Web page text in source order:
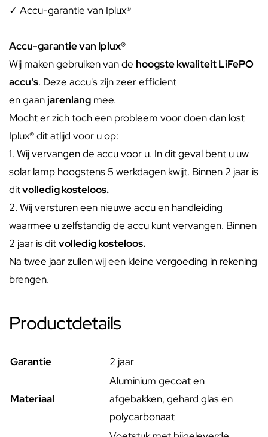
✓ Accu-garantie van Iplux®
Accu-garantie van Iplux®
Wij maken gebruiken van de hoogste kwaliteit LiFePO
accu's. Deze accu's zijn zeer efficient
en gaanjarenlang mee.
Mocht er zich toch een probleem voor doen dan lost
Iplux® dit atlijd voor u op:
1. Wij vervangen de accu voor u. In dit geval bent u uw
solar lamp hoogstens 5 werkdagen kwijt. Binnen 2 jaar is
ditvolledig kosteloos.
2. Wij versturen een nieuwe accu en handleiding
waarmee u zelfstandig de accu kunt vervangen. Binnen
2 jaar is ditvolledig kosteloos.
Na twee jaar zullen wij een kleine vergoeding in rekening
brengen.
Productdetails
Garantie 2 jaar
Materiaal
Aluminium gecoat en
afgebakken, gehard glas en
polycarbonaat